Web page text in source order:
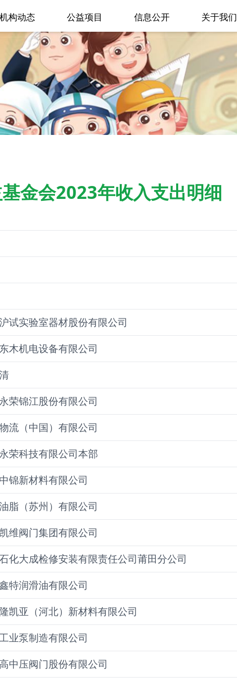
机构动态 公益项目 信息公开 关于我们
金会2023年收入支出明细
试实验室器材股份有限公司
木机电设备有限公司
荣锦江股份有限公司
流（中国）有限公司
荣科技有限公司本部
锦新材料有限公司
脂（苏州）有限公司
维阀门集团有限公司
化大成检修安装有限责任公司莆田分公司
特润滑油有限公司
凯亚（河北）新材料有限公司
业泵制造有限公司
中压阀门股份有限公司